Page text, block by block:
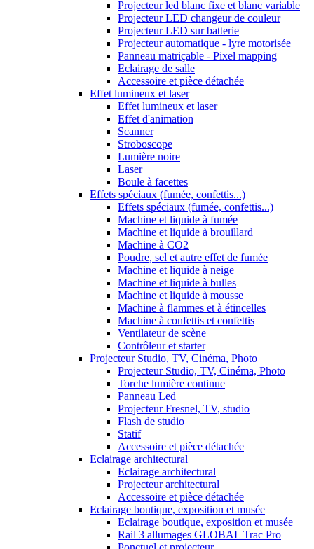
Projecteur led blanc fixe et blanc variable
Projecteur LED changeur de couleur
Projecteur LED sur batterie
Projecteur automatique - lyre motorisée
Panneau matriçable - Pixel mapping
Eclairage de salle
Accessoire et pièce détachée
Effet lumineux et laser
Effet lumineux et laser
Effet d'animation
Scanner
Stroboscope
Lumière noire
Laser
Boule à facettes
Effets spéciaux (fumée, confettis...)
Effets spéciaux (fumée, confettis...)
Machine et liquide à fumée
Machine et liquide à brouillard
Machine à CO2
Poudre, sel et autre effet de fumée
Machine et liquide à neige
Machine et liquide à bulles
Machine et liquide à mousse
Machine à flammes et à étincelles
Machine à confettis et confettis
Ventilateur de scène
Contrôleur et starter
Projecteur Studio, TV, Cinéma, Photo
Projecteur Studio, TV, Cinéma, Photo
Torche lumière continue
Panneau Led
Projecteur Fresnel, TV, studio
Flash de studio
Statif
Accessoire et pièce détachée
Eclairage architectural
Eclairage architectural
Projecteur architectural
Accessoire et pièce détachée
Eclairage boutique, exposition et musée
Eclairage boutique, exposition et musée
Rail 3 allumages GLOBAL Trac Pro